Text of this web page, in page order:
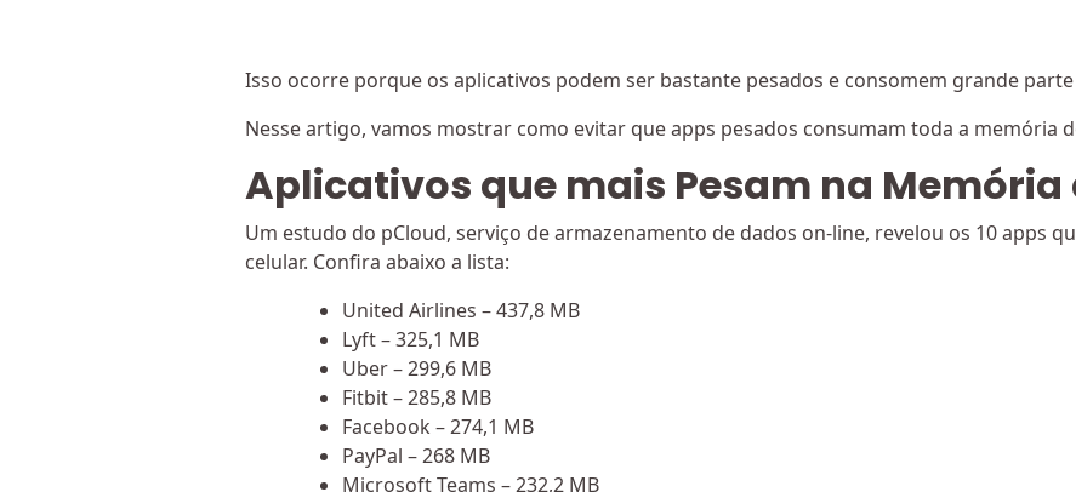
Isso ocorre porque os aplicativos podem ser bastante pesados e consomem grande
Nesse artigo, vamos mostrar como evitar que apps pesados consumam toda a memória
Aplicativos que mais Pesam na Memória
Um estudo do pCloud, serviço de armazenamento de dados on-line, revelou os 10 apps
celular. Confira abaixo a lista:
United Airlines – 437,8 MB
Lyft – 325,1 MB
Uber – 299,6 MB
Fitbit – 285,8 MB
Facebook – 274,1 MB
PayPal – 268 MB
Microsoft Teams – 232,2 MB